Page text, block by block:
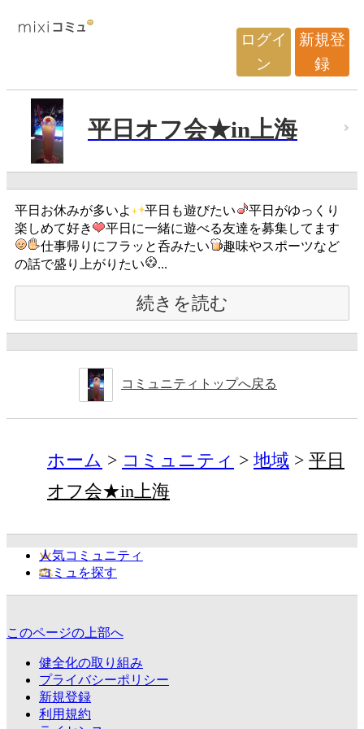
ログイ
ン
新規登
録
平日オフ会★in上海
平日お休みが多いよ 平日も遊びたい
平日がゆっくり
楽しめて好き
平日に一緒に遊べる友達を募集してます
仕事帰りにフラッと呑みたい
趣味やスポーツなど
の話で盛り上がりたい
...
続きを読む
コミュニティトップへ戻る
ホーム コミュニティ 地域
平日
オフ会★in上海
人気コミュニティ
コミュを探す
このページの上部へ
健全化の取り組み
プライバシーポリシー
新規登録
利用規約